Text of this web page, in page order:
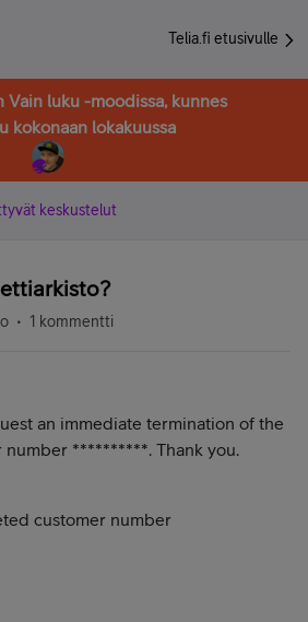
Telia.fi etusivulle
Vain luku -moodissa, kunnes
kokonaan lokakuussa
keskustelut
1 kommentti
an immediate termination of the
number **********. Thank you.
customer number